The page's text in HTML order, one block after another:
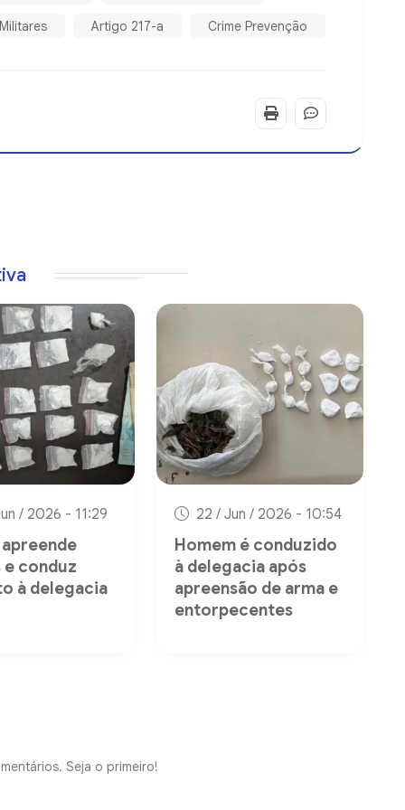
Artigo 217-a Crime Prevenção
/ 2026 - 11:29
conduz
à delegacia
22 / Jun / 2026 - 10:54
Homem é conduzido
à delegacia após
apreensão de arma e
entorpecentes
Seja o primeiro!